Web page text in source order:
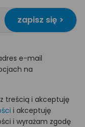
zapisz się >
e-mail
na
treścią i akceptuję
i akceptuję
i wyrażam zgodę